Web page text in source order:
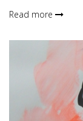
Read more